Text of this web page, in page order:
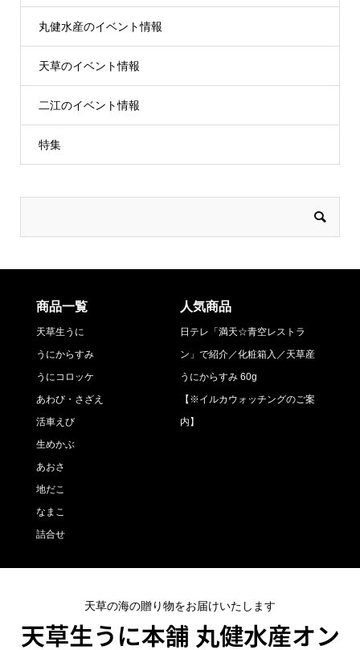
丸健水産のイベント情報
天草のイベント情報
二江のイベント情報
特集
商品一覧
天草生うに
うにからすみ
うにコロッケ
あわび・さざえ
活車えび
生めかぶ
あおさ
地だこ
なまこ
詰合せ
人気商品
日テレ「満天☆青空レストラ
ン」で紹介／化粧箱入／天草産
うにからすみ 60g
【※イルカウォッチングのご案
内】
天草の海の贈り物をお届けいたします
天草生うに本舗 丸健水産オン